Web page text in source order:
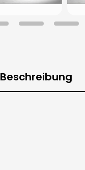
Beschreibung